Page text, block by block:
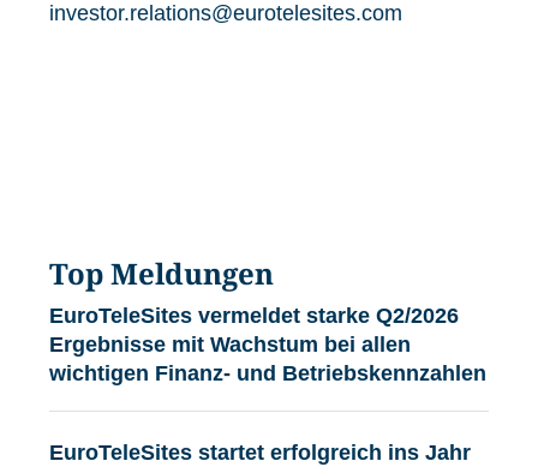
investor.relations@eurotelesites.com
Top Meldungen
EuroTeleSites vermeldet starke Q2/2026
Ergebnisse mit Wachstum bei allen
wichtigen Finanz- und Betriebskennzahlen
EuroTeleSites startet erfolgreich ins Jahr